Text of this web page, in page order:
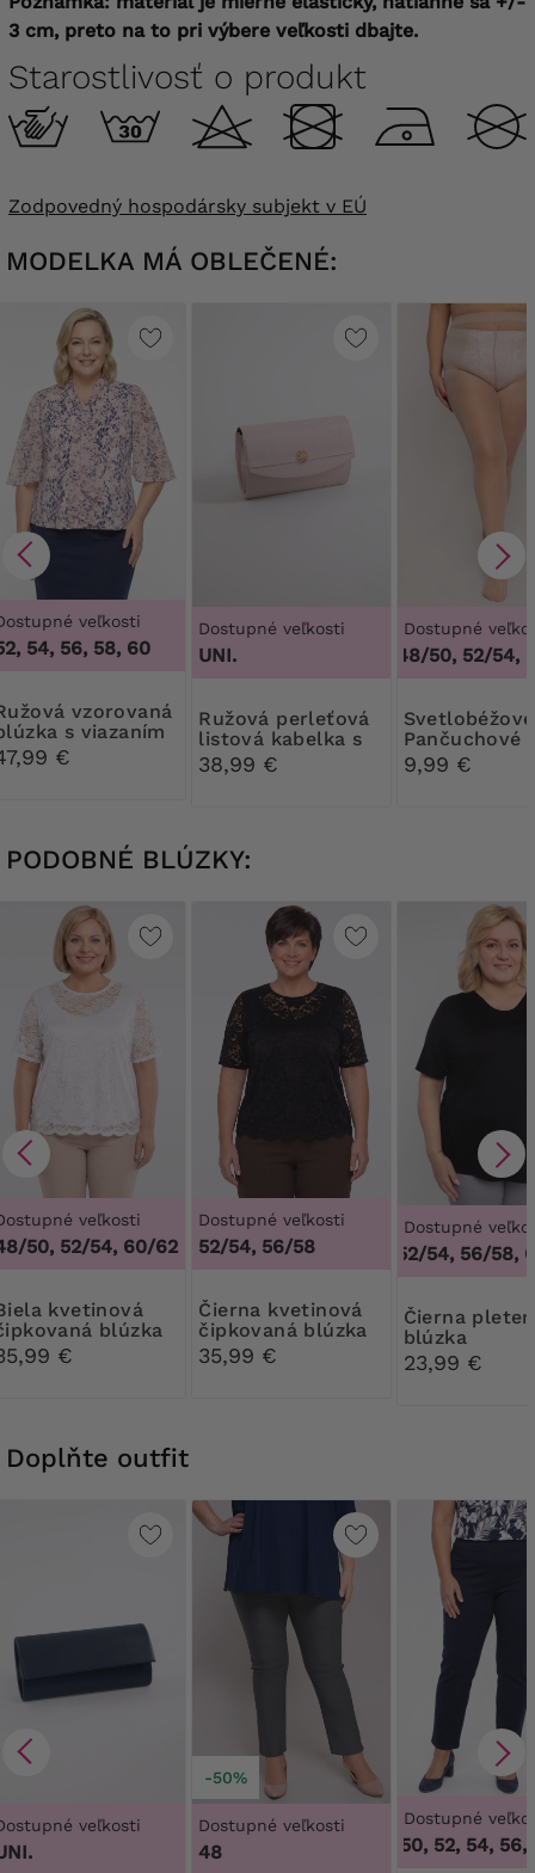
3 cm, preto na to pri výbere veľkosti dbajte.
Starostlivosť o produkt
Zodpovedný hospodársky subjekt v EÚ
MODELKA MÁ OBLEČENÉ:
veľkosti
54, 56, 58, 60
s viazaním
€
Dostupné veľkosti
UNI.
Ružová perleťová
listová kabelka s
ozdobou
38,99 €
Dostupné
44/46, 48/50, 52/54,
Svetlobéžové
Pančuchové
nohavice
30 DEN
9,99 €
PODOBNÉ BLÚZKY:
veľkosti
50, 52/54, 60/62
blúzka
€
Dostupné veľkosti
52/54, 56/58
Čierna kvetinová
čipkovaná blúzka
35,99 €
Dostupné
48/50, 52/54, 56/58,
Čierna pletená
blúzka
23,99 €
Doplňte outfit
veľkosti
-50%
Dostupné veľkosti
48
Dostupné
46, 48, 50, 52, 54, 56,